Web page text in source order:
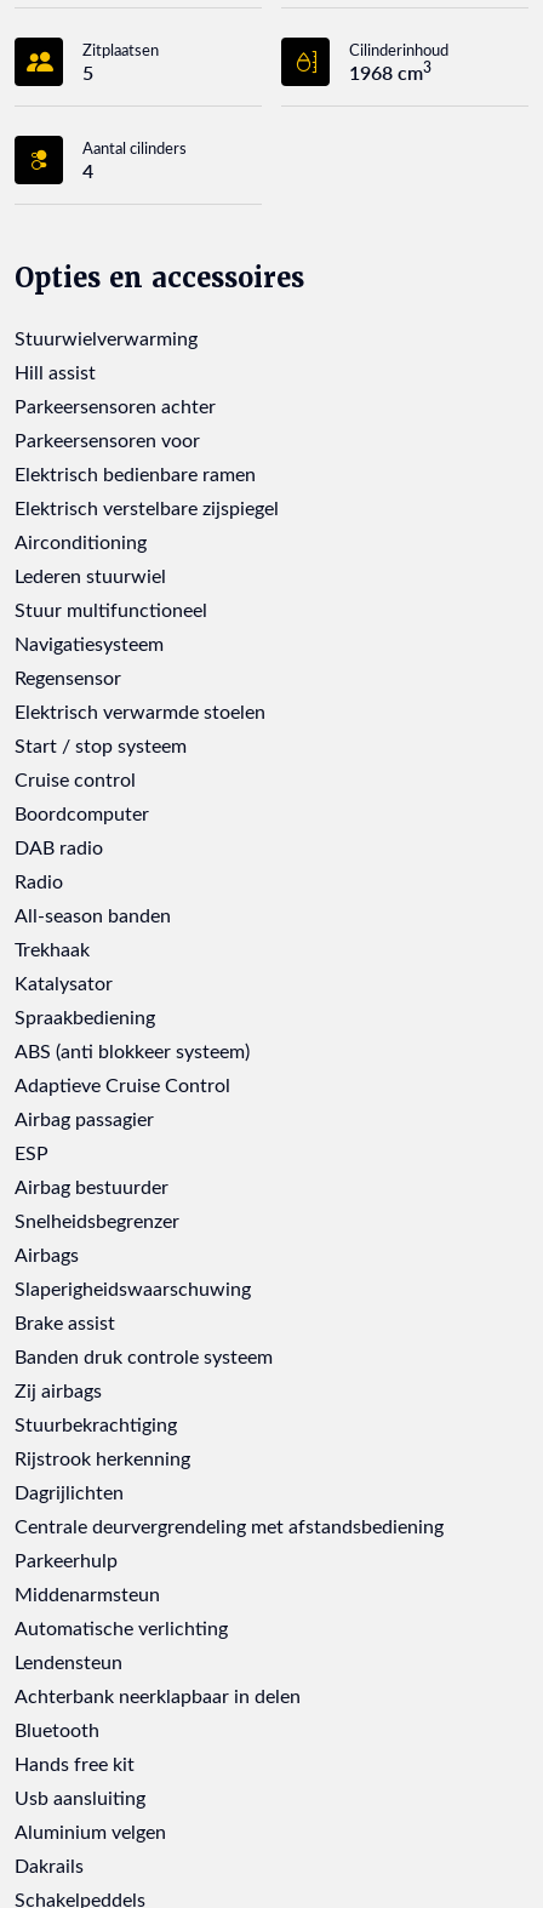
Zitplaatsen
5
Cilinderinhoud
1968 cm3
Aantal cilinders
4
Opties en accessoires
Stuurwielverwarming
Hill assist
Parkeersensoren achter
Parkeersensoren voor
Elektrisch bedienbare ramen
Elektrisch verstelbare zijspiegel
Airconditioning
Lederen stuurwiel
Stuur multifunctioneel
Navigatiesysteem
Regensensor
Elektrisch verwarmde stoelen
Start / stop systeem
Cruise control
Boordcomputer
DAB radio
Radio
All-season banden
Trekhaak
Katalysator
Spraakbediening
ABS (anti blokkeer systeem)
Adaptieve Cruise Control
Airbag passagier
ESP
Airbag bestuurder
Snelheidsbegrenzer
Airbags
Slaperigheidswaarschuwing
Brake assist
Banden druk controle systeem
Zij airbags
Stuurbekrachtiging
Rijstrook herkenning
Dagrijlichten
Centrale deurvergrendeling met afstandsbediening
Parkeerhulp
Middenarmsteun
Automatische verlichting
Lendensteun
Achterbank neerklapbaar in delen
Bluetooth
Hands free kit
Usb aansluiting
Aluminium velgen
Dakrails
Schakelpeddels